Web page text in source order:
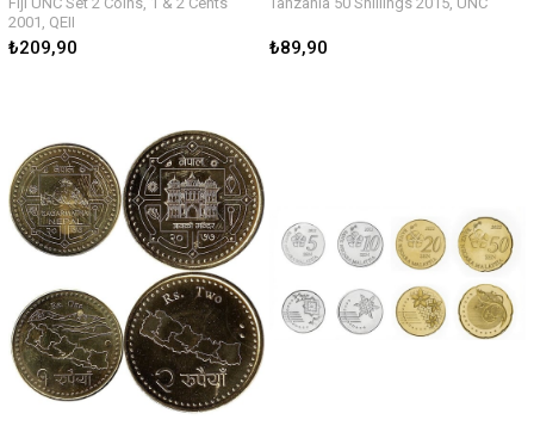
2001, QEII
₺209,90 ₺89,90